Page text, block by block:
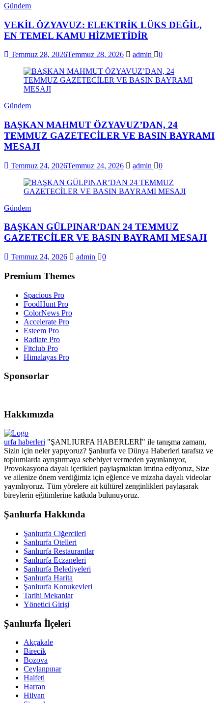
Gündem
VEKİL ÖZYAVUZ: ELEKTRİK LÜKS DEĞİL,
EN TEMEL KAMU HİZMETİDİR
Temmuz 28, 2026Temmuz 28, 2026 admin 0
Gündem
BAŞKAN MAHMUT ÖZYAVUZ’DAN, 24
TEMMUZ GAZETECİLER VE BASIN BAYRAMI
MESAJI
Temmuz 24, 2026Temmuz 24, 2026 admin 0
Gündem
BAŞKAN GÜLPINAR’DAN 24 TEMMUZ
GAZETECİLER VE BASIN BAYRAMI MESAJI
Temmuz 24, 2026 admin 0
Premium Themes
Spacious Pro
FoodHunt Pro
ColorNews Pro
Accelerate Pro
Esteem Pro
Radiate Pro
Fitclub Pro
Himalayas Pro
Sponsorlar
Hakkımızda
urfa haberleri "ŞANLIURFA HABERLERİ" ile tanışma zamanı,
Sizin için neler yapıyoruz? Şanlıurfa ve Dünya Haberleri tarafsız ve
toplumlarda ayrıştırmaya sebebiyet vermeden yayınlanıyor,
Provokasyona dayalı içerikleri paylaşmaktan imtina ediyoruz, Size
ve ailenize önem verdiğimiz için eğlence ve mizaha dayalı videolar
yayınlıyoruz. Tüm yörelere ait kültürel zenginlikleri paylaşarak
bireylerin eğitimlerine katkıda bulunuyoruz.
Şanlıurfa Hakkında
Şanlıurfa Ciğercileri
Şanlıurfa Otelleri
Şanlıurfa Restaurantlar
Şanlıurfa Eczaneleri
Şanlıurfa Belediyeleri
Şanlıurfa Harita
Şanlıurfa Konukevleri
Tarihi Mekanlar
Yönetici Girişi
Şanlıurfa İlçeleri
Akçakale
Birecik
Bozova
Ceylanpınar
Halfeti
Harran
Hilvan